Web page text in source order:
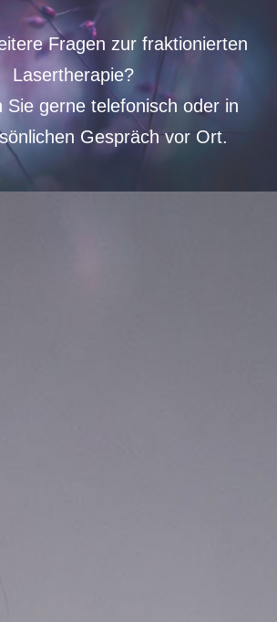
Fragen zur fraktionierten
Lasertherapie?
Sie gerne telefonisch oder in
Gespräch vor Ort.